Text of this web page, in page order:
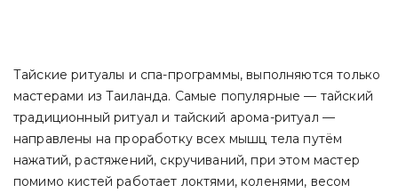
Тайские ритуалы и спа-программы, выполняются только
мастерами из Таиланда. Самые популярные — тайский
традиционный ритуал и тайский арома-ритуал —
направлены на проработку всех мышц тела путём
нажатий, растяжений, скручиваний, при этом мастер
помимо кистей работает локтями, коленями, весом